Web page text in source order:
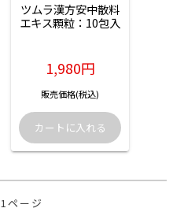
ツムラ漢方安中散料
エキス顆粒：10包入
1,980円
販売価格(税込)
1ページ